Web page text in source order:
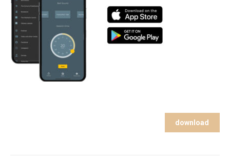
download